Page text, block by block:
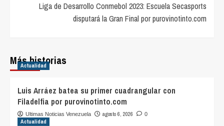
Liga de Desarrollo Conmebol 2023: Escuela Secasports
disputará la Gran Final por purovinotinto.com
Más historias
Actualidad
Luis Arráez batea su primer cuadrangular con
Filadelfia por purovinotinto.com
Ultimas Noticias Venezuela agosto 6, 2026 0
Actualidad